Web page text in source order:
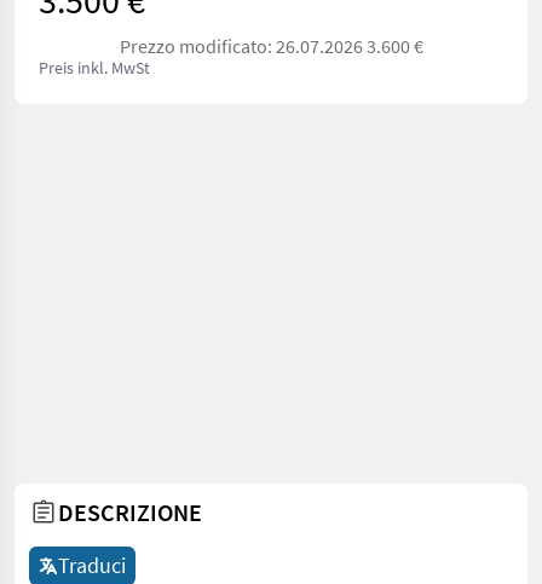
Prezzo modificato: 26.07.2026 3.600 €
Preis inkl. MwSt
DESCRIZIONE
Traduci